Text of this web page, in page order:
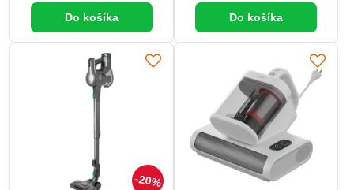
Do košíka Do košíka
20%